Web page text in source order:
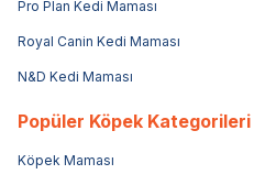
Pro Plan Kedi Maması
Royal Canin Kedi Maması
N&D Kedi Maması
Popüler Köpek Kategorileri
Köpek Maması